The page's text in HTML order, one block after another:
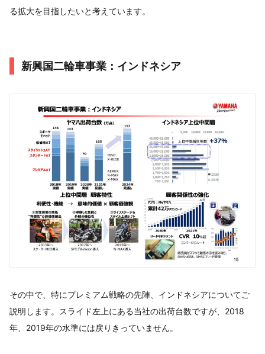
る拡大を目指したいと考えています。
新興国二輪車事業：インドネシア
その中で、特にプレミアム戦略の先陣、インドネシアについてご
説明します。スライド左上にある当社の出荷台数ですが、2018
年、2019年の水準には戻りきっていません。